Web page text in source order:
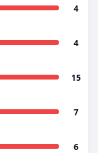
4
4
15
7
6